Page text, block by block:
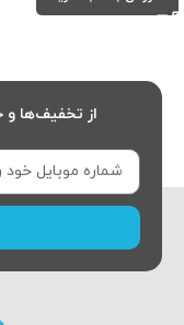
از تخفیف‌ها و